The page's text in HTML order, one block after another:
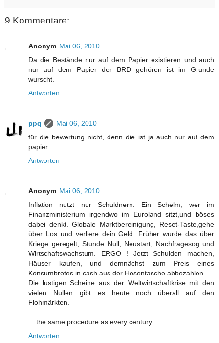
9 Kommentare:
Anonym Mai 06, 2010
Da die Bestände nur auf dem Papier existieren und auch
nur auf dem Papier der BRD gehören ist im Grunde
wurscht.
Antworten
ppq
Mai 06, 2010
für die bewertung nicht, denn die ist ja auch nur auf dem
papier
Antworten
Anonym Mai 06, 2010
Inflation nutzt nur Schuldnern. Ein Schelm, wer im
Finanzministerium irgendwo im Euroland sitzt,und böses
dabei denkt. Globale Marktbereinigung, Reset-Taste,gehe
über Los und verliere dein Geld. Früher wurde das über
Kriege geregelt, Stunde Null, Neustart, Nachfragesog und
Wirtschaftswachstum. ERGO ! Jetzt Schulden machen,
Häuser kaufen, und demnächst zum Preis eines
Konsumbrotes in cash aus der Hosentasche abbezahlen.
Die lustigen Scheine aus der Weltwirtschaftkrise mit den
vielen Nullen gibt es heute noch überall auf den
Flohmärkten.
....the same procedure as every century...
Antworten